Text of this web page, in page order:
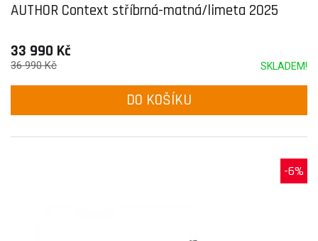
AUTHOR Context stříbrná-matná/limeta 2025
33 990 Kč
SKLADEM!
36 990 Kč
DO KOŠÍKU
-6%